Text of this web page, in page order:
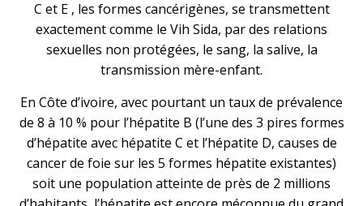
C et E , les formes cancérigènes, se transmettent
exactement comme le Vih Sida, par des relations
sexuelles non protégées, le sang, la salive, la
transmission mère-enfant.
En Côte d’ivoire, avec pourtant un taux de prévalence
de 8 à 10 % pour l’hépatite B (l’une des 3 pires formes
d’hépatite avec hépatite C et l’hépatite D, causes de
cancer de foie sur les 5 formes hépatite existantes)
soit une population atteinte de près de 2 millions